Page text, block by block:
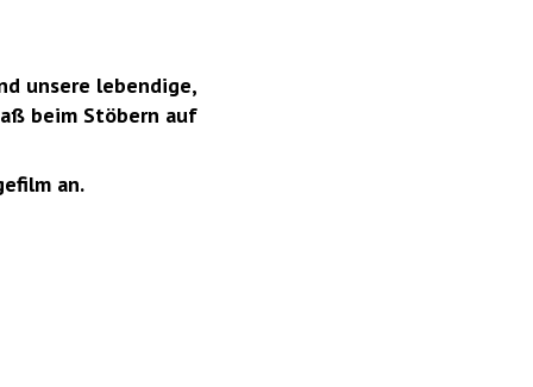
unsere lebendige,
beim Stöbern auf
an.